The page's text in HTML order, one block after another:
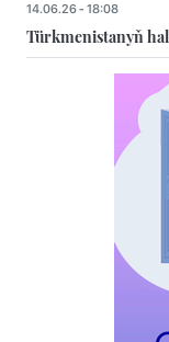
14.06.26 - 18:08
Türkmenistanyň